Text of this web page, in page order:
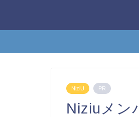
NiziU PR
Niziuメン